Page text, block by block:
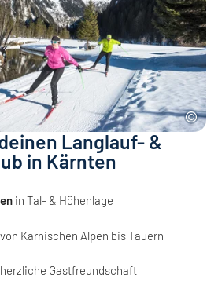
Langlauf- &
in Kärnten
in Tal- & Höhenlage
von Karnischen Alpen bis Tauern
Gastfreundschaft